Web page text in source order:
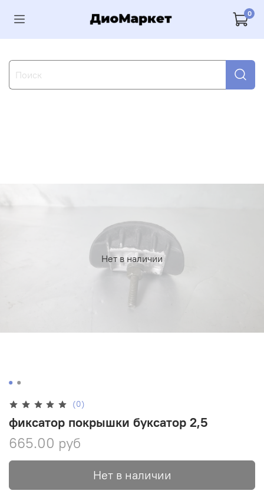
0
Нет в наличии
(0)
фиксатор покрышки буксатор 2,5
665.00 руб
Нет в наличии